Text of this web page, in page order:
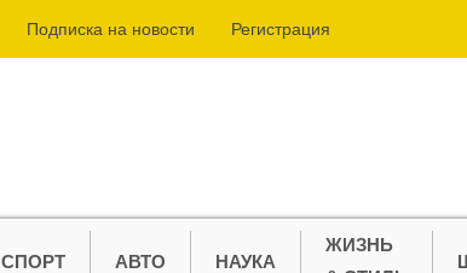
Подпиcка на новости Регистрация
СПОРТ АВТО НАУКА
ЖИЗНЬ